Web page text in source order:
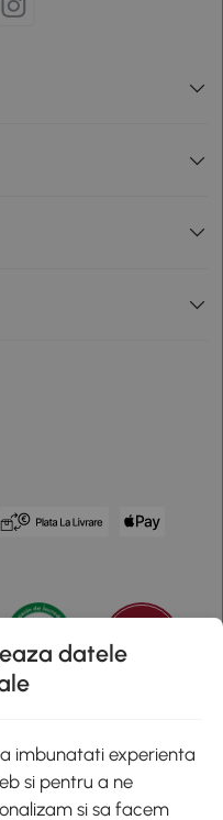
Play
datele
imbunatati experienta
si pentru a ne
si sa facem